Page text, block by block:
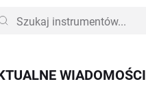
WIADOMOŚCI